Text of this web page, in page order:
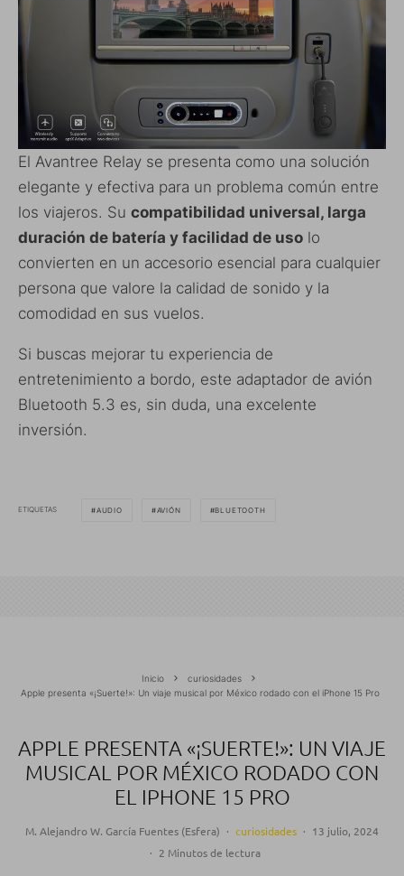
El Avantree Relay se presenta como una solución
elegante y efectiva para un problema común entre
los viajeros. Su compatibilidad universal, larga
duración de batería y facilidad de uso lo
convierten en un accesorio esencial para cualquier
persona que valore la calidad de sonido y la
comodidad en sus vuelos.
Si buscas mejorar tu experiencia de
entretenimiento a bordo, este adaptador de avión
Bluetooth 5.3 es, sin duda, una excelente
inversión.
ETIQUETAS AUDIO AVIÓN BLUETOOTH
Inicio
curiosidades
Apple presenta «¡Suerte!»: Un viaje musical por México rodado con el iPhone 15 Pro
APPLE PRESENTA «¡SUERTE!»: UN VIAJE
MUSICAL POR MÉXICO RODADO CON
EL IPHONE 15 PRO
M. Alejandro W. García Fuentes (Esfera) · curiosidades · 13 julio, 2024
· 2 Minutos de lectura